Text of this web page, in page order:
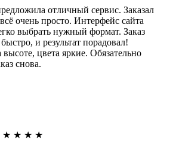
отличный сервис. Заказал
очень просто. Интерфейс сайта
выбрать нужный формат. Заказ
и результат порадовал!
высоте, цвета яркие. Обязательно
снова.
★ ★ ★ ★